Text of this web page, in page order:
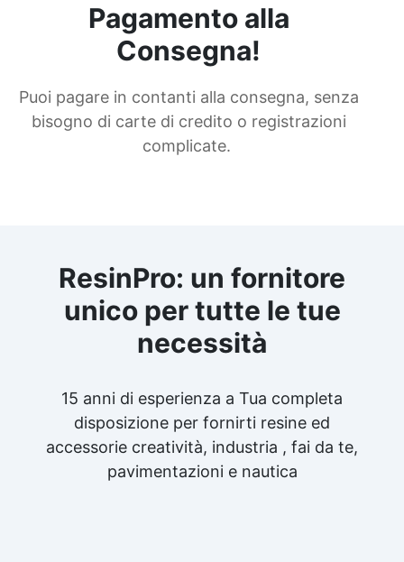
Pagamento alla
Consegna!
Puoi pagare in contanti alla consegna, senza
bisogno di carte di credito o registrazioni
complicate.
ResinPro: un fornitore
unico per tutte le tue
necessità
15 anni di esperienza a Tua completa
disposizione per fornirti resine ed
accessorie creatività, industria , fai da te,
pavimentazioni e nautica